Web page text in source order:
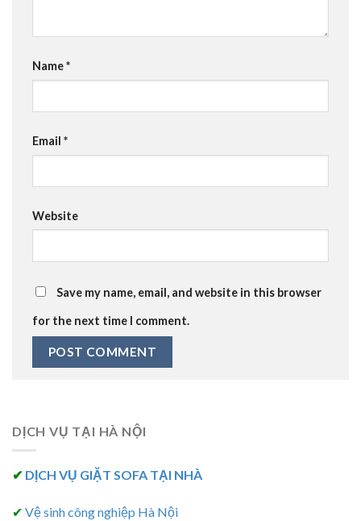
Name*
Email *
Website
Save my name, email, and website in this browser
for the next time I comment.
DỊCH VỤ TẠI HÀ NỘI
✔ DỊCH VỤ GIẶT SOFA TẠI NHÀ
✔ Vệ sinh công nghiệp Hà Nội